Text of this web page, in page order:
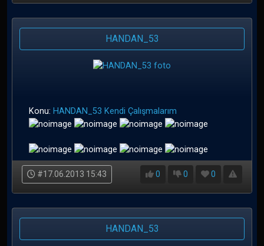
HANDAN_53
Konu: HANDAN_53 Kendi Çalışmalarım
#17.06.2013 15:43 0 0 0
HANDAN_53